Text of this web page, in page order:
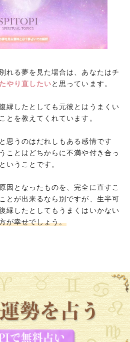
れる夢を見た場合は、あなたはチ
やり直したいと思っています。
縁したとしても元彼とはうまくい
とを教えてくれています。
思うのはだれしもある感情です
ことはどちからに不満や付き合っ
いうことです。
因となったものを、完全に直すこ
とが出来るなら別ですが、生半可
縁したとしてもうまくはいかない
が幸せでしょう。